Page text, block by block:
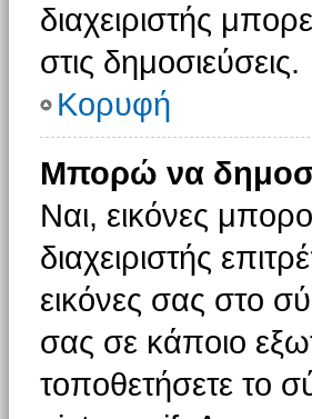
διαχειριστής
στις δημοσιεύσεις.
Κορυφή
Μπορώ να
Ναι, εικόνες
διαχειριστής
εικόνες σας στο
σας σε κάποιο
τοποθετήσετε το